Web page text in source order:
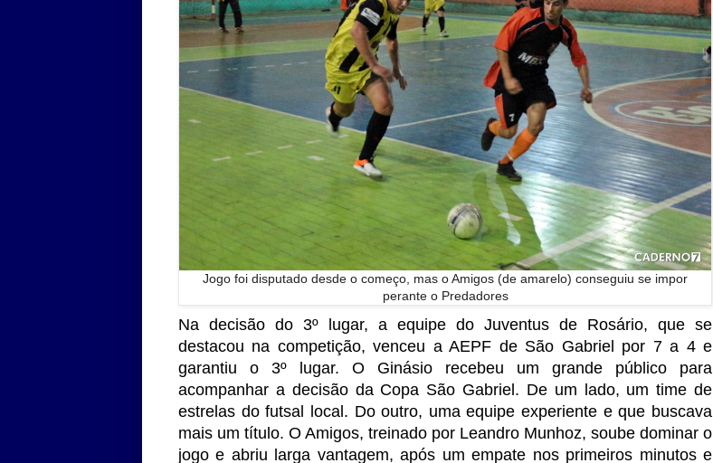
Jogo foi disputado desde o começo, mas o Amigos (de amarelo) conseguiu se impor
perante o Predadores
Na decisão do 3º lugar, a equipe do Juventus de Rosário, que se
destacou na competição, venceu a AEPF de São Gabriel por 7 a 4 e
garantiu o 3º lugar. O Ginásio recebeu um grande público para
acompanhar a decisão da Copa São Gabriel. De um lado, um time de
estrelas do futsal local. Do outro, uma equipe experiente e que buscava
mais um título. O Amigos, treinado por Leandro Munhoz, soube dominar o
jogo e abriu larga vantagem, após um empate nos primeiros minutos e